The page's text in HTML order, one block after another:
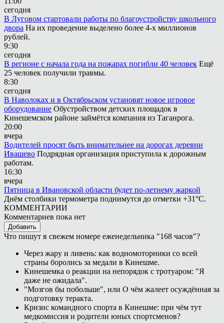
сегодня
В Луговом стартовали работы по благоустройству школьного
двора На их проведение выделено более 4-х миллионов
рублей.
9:30
сегодня
В регионе с начала года на пожарах погибли 40 человек Ещё
25 человек получили травмы.
8:30
сегодня
В Наволоках и в Октябрьском установят новое игровое
оборудование Обустройством детских площадок в
Кинешемском районе займётся компания из Таганрога.
20:00
вчера
Водителей просят быть внимательнее на дорогах деревни
Ивашево Подрядная организация приступила к дорожным
работам.
16:30
вчера
Пятница в Ивановской области будет по-летнему жаркой
Днём столбики термометра поднимутся до отметки +31°С.
КОММЕНТАРИИ
Комментариев пока нет
Добавить
Что пишут в свежем номере еженедельника "168 часов"?
Через жару и ливень: как водномоторники со всей
страны боролись за медали в Кинешме.
Кинешемка о реакции на непорядок с тротуаром: "Я
даже не ожидала".
"Мозгов бы побольше", или О чём жалеет осуждённая за
подготовку теракта.
Кризис командного спорта в Кинешме: при чём тут
медкомиссия и родители юных спортсменов?